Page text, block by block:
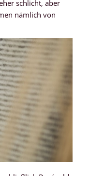
schlicht, aber
nämlich von